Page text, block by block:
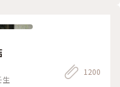
生
1200